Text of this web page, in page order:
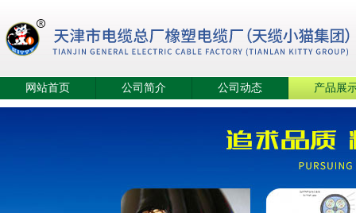
网站首页 公司简介 公司动态 产品展